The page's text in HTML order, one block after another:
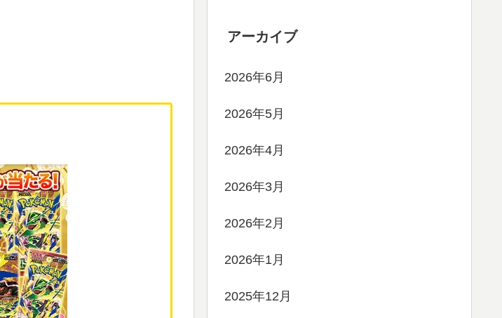
アーカイブ
2026年6月
2026年5月
2026年4月
2026年3月
2026年2月
2026年1月
2025年12月